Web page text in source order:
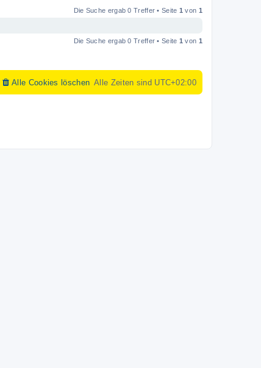
Die Suche ergab 0 Treffer • Seite 1 von 1
Die Suche ergab 0 Treffer • Seite 1 von 1
Alle Zeiten sind UTC+02:00
Alle Cookies löschen